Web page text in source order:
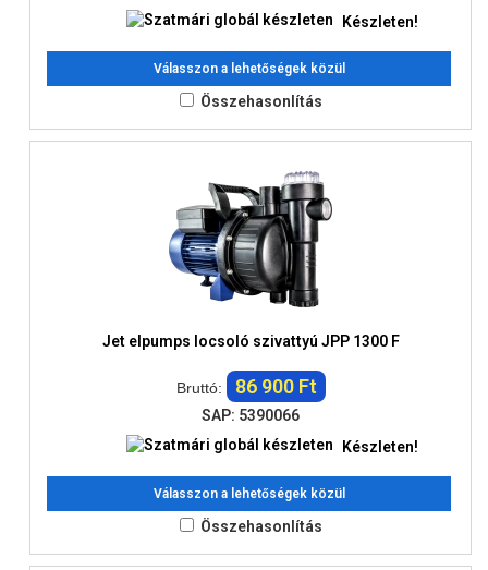
Készleten!
Válasszon a lehetőségek közül
Összehasonlítás
Jet elpumps locsoló szivattyú JPP 1300 F
Bruttó: 86 900 Ft
SAP: 5390066
Készleten!
Válasszon a lehetőségek közül
Összehasonlítás